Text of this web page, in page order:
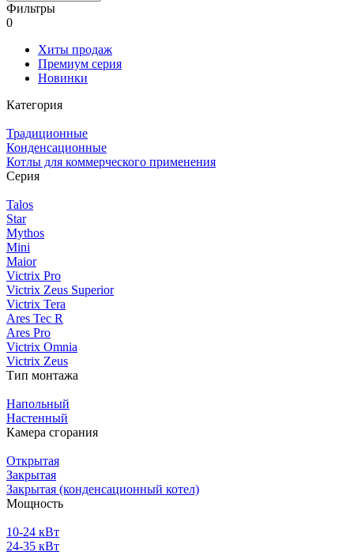
Фильтры
0
Хиты продаж
Премиум серия
Новинки
Категория
Традиционные
Конденсационные
Котлы для коммерческого применения
Серия
Talos
Star
Mythos
Mini
Maior
Victrix Pro
Victrix Zeus Superior
Victrix Tera
Ares Tec R
Ares Pro
Victrix Omnia
Victrix Zeus
Тип монтажа
Напольный
Настенный
Камера сгорания
Открытая
Закрытая
Закрытая (конденсационный котел)
Мощность
10-24 кВт
24-35 кВт